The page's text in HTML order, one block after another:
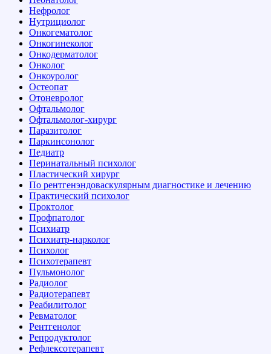
Нефролог
Нутрициолог
Онкогематолог
Онкогинеколог
Онкодерматолог
Онколог
Онкоуролог
Остеопат
Отоневролог
Офтальмолог
Офтальмолог-хирург
Паразитолог
Паркинсонолог
Педиатр
Перинатальный психолог
Пластический хирург
По рентгенэндоваскулярным диагностике и лечению
Практический психолог
Проктолог
Профпатолог
Психиатр
Психиатр-нарколог
Психолог
Психотерапевт
Пульмонолог
Радиолог
Радиотерапевт
Реабилитолог
Ревматолог
Рентгенолог
Репродуктолог
Рефлексотерапевт